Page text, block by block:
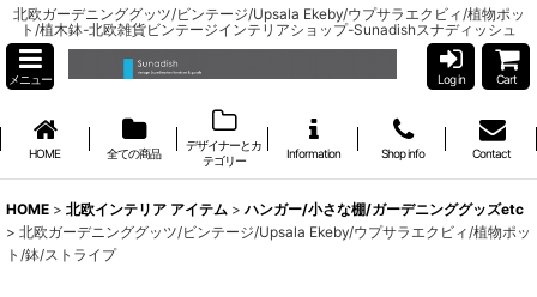
北欧ガーデニンググッツ/ビンテージ/Upsala Ekeby/ウプサラエクビィ/植物ポッ
ト/植木鉢-北欧雑貨ビンテージインテリアショップ-Sunadishスナディッシュ
メニュー Log in Cart
HOME 全ての商品
デザイナーとカ
テゴリー
Information Shop info Contact
HOME > 北欧インテリア アイテム > ハンガー/小さな棚/ガーデニンググッズetc
> 北欧ガーデニンググッツ/ビンテージ/Upsala Ekeby/ウプサラエクビィ/植物ポッ
ト/鉢/ストライプ